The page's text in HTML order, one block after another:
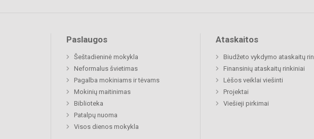
Paslaugos
Šeštadieninė mokykla
Neformalus švietimas
Pagalba mokiniams ir tėvams
Mokinių maitinimas
Biblioteka
Patalpų nuoma
Visos dienos mokykla
Ataskaitos
Biudžeto vykdymo ataskaitų
Finansinių ataskaitų rinkiniai
Lėšos veiklai viešinti
Projektai
Viešieji pirkimai